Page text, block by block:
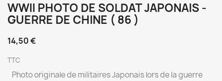
WWII PHOTO DE SOLDAT JAPONAIS -
GUERRE DE CHINE ( 86 )
14,50 €
TTC
Photo originale de militaires Japonais lors de la guerre